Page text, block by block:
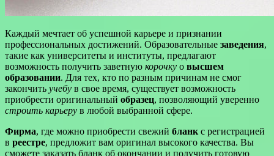
Каждый мечтает об успешной карьере и признании
профессиональных достижений. Образовательные заведения,
такие как университеты и институты, предлагают
возможность получить заветную корочку о высшем
образовании. Для тех, кто по разным причинам не смог
закончить учебу в свое время, существует возможность
приобрести оригинальный образец, позволяющий уверенно
строить карьеру в любой выбранной сфере.
Фирма, где можно приобрести свежий бланк с регистрацией
в реестре, предложит вам оригинал высокого качества. Вы
сможете заказать бланк об окончании и получить готовую